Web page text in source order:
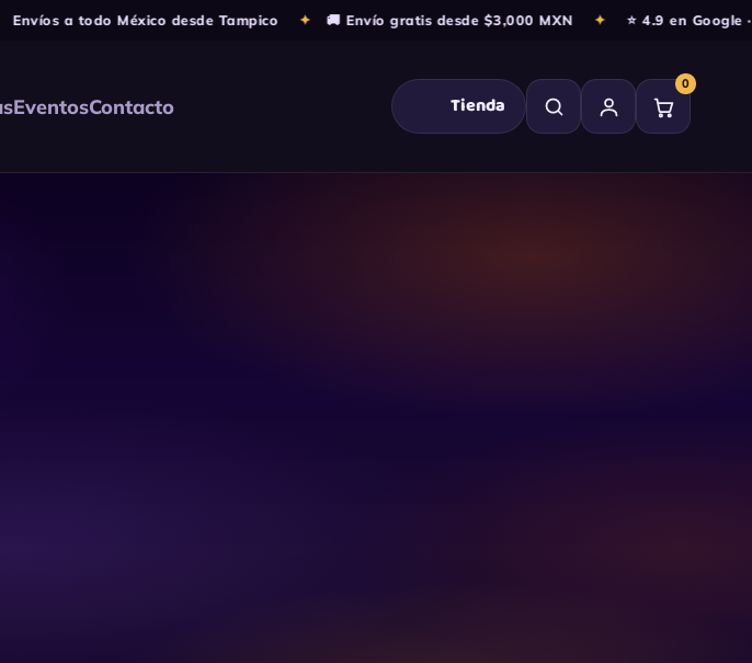
a todo México desde Tampico 🚚 Envío gratis desde $3,000 MXN ⭐ 4.9 en Google ·
EventosContacto Tienda
0